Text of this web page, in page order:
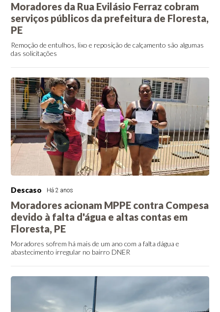
Moradores da Rua Evilásio Ferraz cobram
serviços públicos da prefeitura de Floresta,
PE
Remoção de entulhos, lixo e reposição de calçamento são algumas
das solicitações
Descaso Há 2 anos
Moradores acionam MPPE contra Compesa
devido à falta d'água e altas contas em
Floresta, PE
Moradores sofrem há mais de um ano com a falta dágua e
abastecimento irregular no bairro DNER